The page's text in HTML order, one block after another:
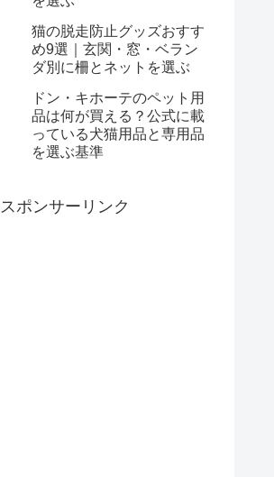
猫の脱走防止グッズおすす
め9選｜玄関・窓・ベラン
ダ別に柵とネットを選ぶ
ドン・キホーテのペット用
品は何が買える？公式に載
っている犬猫用品と専用品
を選ぶ基準
スポンサーリンク